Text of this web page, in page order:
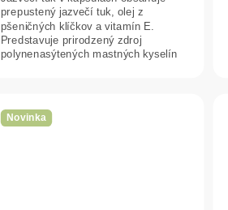
prepustený jazvečí tuk, olej z
pšeničných klíčkov a vitamín E.
Predstavuje prirodzený zdroj
polynenasýtených mastných kyselín
Novinka